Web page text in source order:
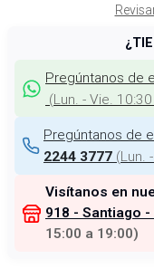
Pregúntanos de
(Lun. - Vie.
Pregúntanos de
2244 3777 (Lun.
Visítanos en
918 - Santiago -
15:00 a 19:00)